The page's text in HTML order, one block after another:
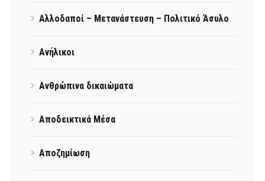
Αλλοδαποί – Μετανάστευση – Πολιτικό Άσυλο
Ανήλικοι
Ανθρώπινα δικαιώματα
Αποδεικτικά Μέσα
Αποζημίωση